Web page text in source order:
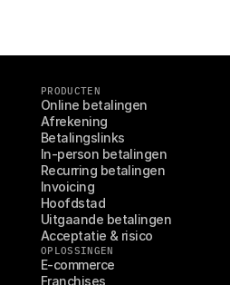
PRODUCTEN
Online betalingen
Afrekening
Betalingslinks
In-person betalingen
Recurring betalingen
Invoicing
Hoofdstad
Uitgaande betalingen
Acceptatie & risico
OPLOSSINGEN
E-commerce
Franchises
Technische documentatie
Portaal voor developers
Ontdek documentatie en updates
Libraries
Integreer Mollie met kant-en-klare
Discord community
Word lid van onze developer
Over Mollie
Prijzen
Bekijk onze tarieven